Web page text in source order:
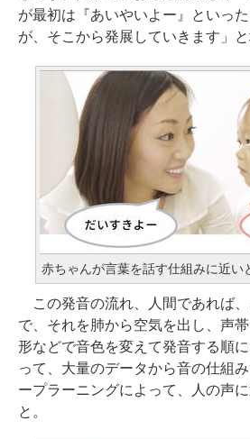
が最初は『あいやいよー』といっ
が、そこから発展していきます」と
赤ちゃんが言葉を話す仕組みに近い
この発音の流れ、人間であれば
で、それを肺から空気を出し、声
形などで音色を変えて発音する順
って、大量のデータから音の仕組
ープラーニングによって、人の声
と。